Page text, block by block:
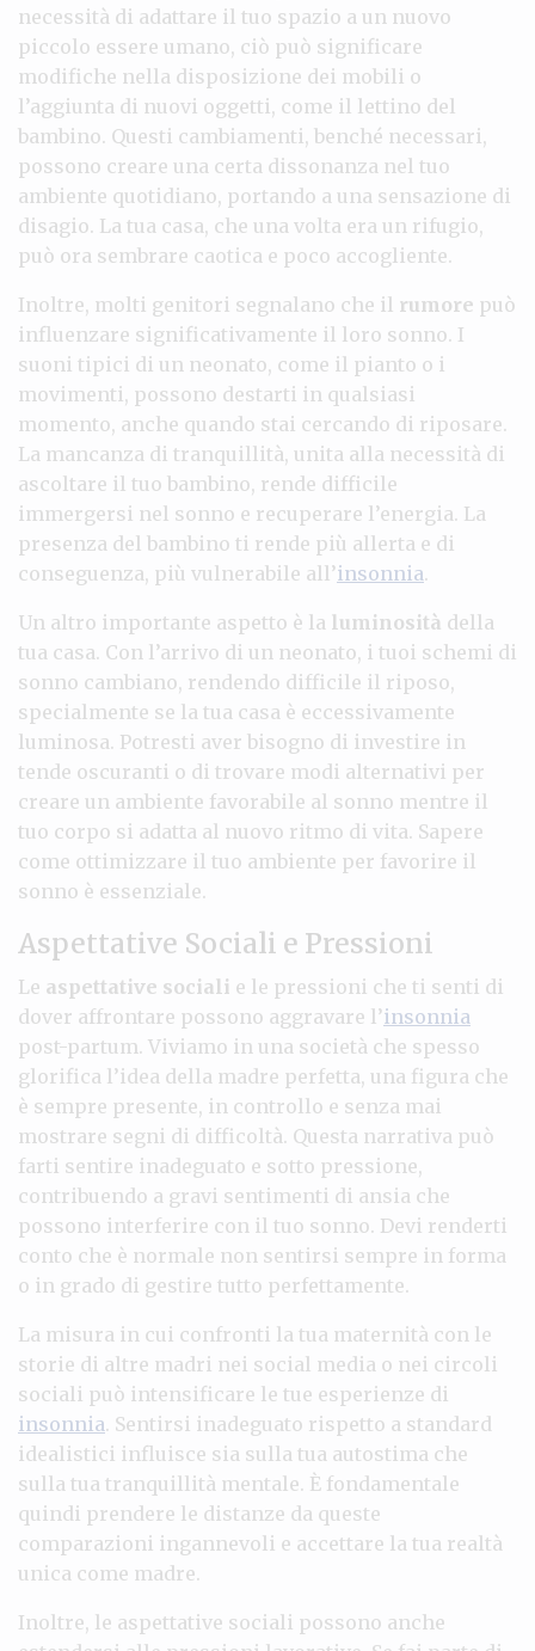
necessità di adattare il tuo spazio a un nuovo
piccolo essere umano, ciò può significare
modifiche nella disposizione dei mobili o
l’aggiunta di nuovi oggetti, come il lettino del
bambino. Questi cambiamenti, benché necessari,
possono creare una certa dissonanza nel tuo
ambiente quotidiano, portando a una sensazione di
disagio. La tua casa, che una volta era un rifugio,
può ora sembrare caotica e poco accogliente.
Inoltre, molti genitori segnalano che il rumore può
influenzare significativamente il loro sonno. I
suoni tipici di un neonato, come il pianto o i
movimenti, possono destarti in qualsiasi
momento, anche quando stai cercando di riposare.
La mancanza di tranquillità, unita alla necessità di
ascoltare il tuo bambino, rende difficile
immergersi nel sonno e recuperare l’energia. La
presenza del bambino ti rende più allerta e di
conseguenza, più vulnerabile all’insonnia.
Un altro importante aspetto è la luminosità della
tua casa. Con l’arrivo di un neonato, i tuoi schemi di
sonno cambiano, rendendo difficile il riposo,
specialmente se la tua casa è eccessivamente
luminosa. Potresti aver bisogno di investire in
tende oscuranti o di trovare modi alternativi per
creare un ambiente favorabile al sonno mentre il
tuo corpo si adatta al nuovo ritmo di vita. Sapere
come ottimizzare il tuo ambiente per favorire il
sonno è essenziale.
Aspettative Sociali e Pressioni
Le aspettative sociali e le pressioni che ti senti di
dover affrontare possono aggravare l’insonnia
post-partum. Viviamo in una società che spesso
glorifica l’idea della madre perfetta, una figura che
è sempre presente, in controllo e senza mai
mostrare segni di difficoltà. Questa narrativa può
farti sentire inadeguato e sotto pressione,
contribuendo a gravi sentimenti di ansia che
possono interferire con il tuo sonno. Devi renderti
conto che è normale non sentirsi sempre in forma
o in grado di gestire tutto perfettamente.
La misura in cui confronti la tua maternità con le
storie di altre madri nei social media o nei circoli
sociali può intensificare le tue esperienze di
insonnia. Sentirsi inadeguato rispetto a standard
idealistici influisce sia sulla tua autostima che
sulla tua tranquillità mentale. È fondamentale
quindi prendere le distanze da queste
comparazioni ingannevoli e accettare la tua realtà
unica come madre.
Inoltre, le aspettative sociali possono anche